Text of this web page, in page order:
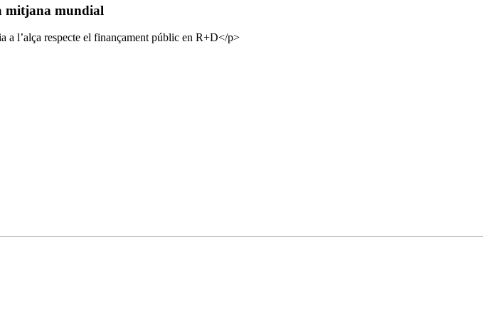
mitjana mundial
a l’alça respecte el finançament públic en R+D</p>